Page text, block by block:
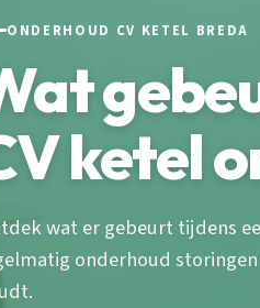
ONDERHOUD CV KETEL BREDA
ketel
wat er gebeurt tijdens
onderhoud